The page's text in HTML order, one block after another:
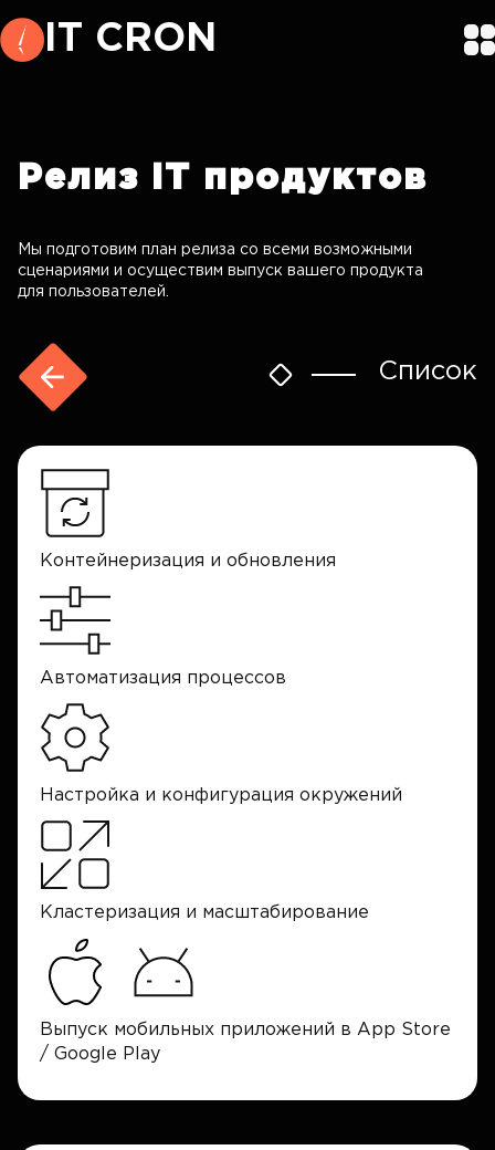
IT CRON
Релиз IT продуктов
Мы подготовим план релиза со всеми возможными
сценариями и осуществим выпуск вашего продукта
для пользователей.
Список
Контейнеризация и обновления
Автоматизация процессов
Настройка и конфигурация окружений
Кластеризация и масштабирование
Выпуск мобильных приложений в App Store
/ Google Play